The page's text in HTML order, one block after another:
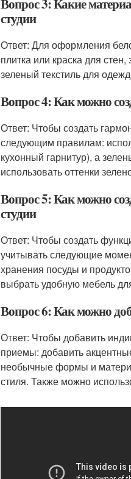
Вопрос 3: Какие
студии
Ответ: Для оформления
плитка или краска для
зеленый текстиль для
Вопрос 4: Как можно
Ответ: Чтобы создать
следующим правилам:
кухонный гарнитур), а
использовать оттенки
Вопрос 5: Как можно
студии
Ответ: Чтобы создать
учитывать следующие
хранения посуды и
выбрать удобную мебель
Вопрос 6: Как можно
Ответ: Чтобы добавить
приемы: добавить
необычные формы и
стиля. Также можно